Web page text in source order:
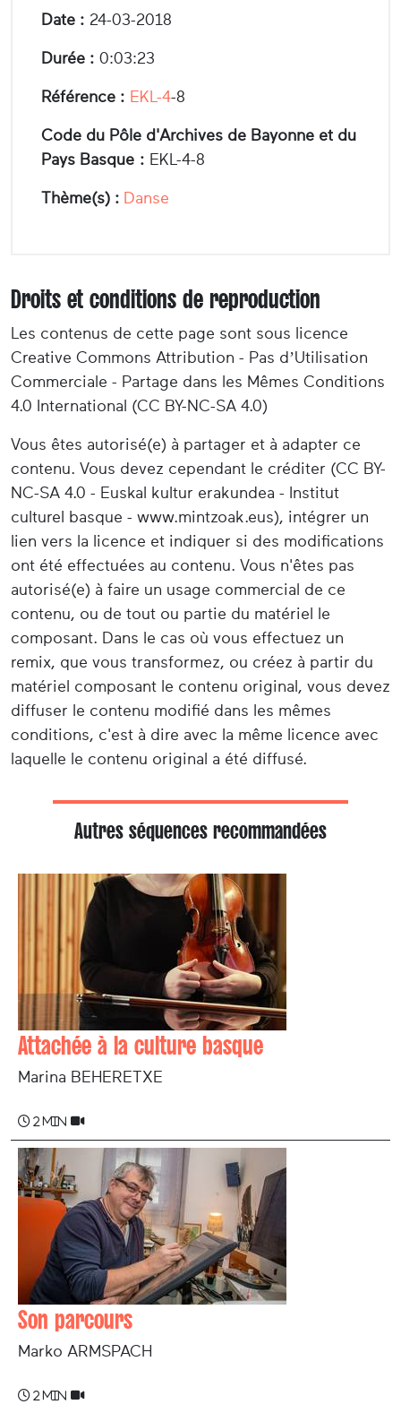
Date : 24-03-2018
Durée : 0:03:23
Référence : EKL-4-8
Code du Pôle d'Archives de Bayonne et du
Pays Basque : EKL-4-8
Thème(s) : Danse
Droits et conditions de reproduction
Les contenus de cette page sont sous licence
Creative Commons Attribution - Pas d’Utilisation
Commerciale - Partage dans les Mêmes Conditions
4.0 International (CC BY-NC-SA 4.0)
Vous êtes autorisé(e) à partager et à adapter ce
contenu. Vous devez cependant le créditer (CC BY-
NC-SA 4.0 - Euskal kultur erakundea - Institut
culturel basque - www.mintzoak.eus), intégrer un
lien vers la licence et indiquer si des modifications
ont été effectuées au contenu. Vous n'êtes pas
autorisé(e) à faire un usage commercial de ce
contenu, ou de tout ou partie du matériel le
composant. Dans le cas où vous effectuez un
remix, que vous transformez, ou créez à partir du
matériel composant le contenu original, vous devez
diffuser le contenu modifié dans les mêmes
conditions, c'est à dire avec la même licence avec
laquelle le contenu original a été diffusé.
Autres séquences recommandées
Attachée à la culture basque
Marina BEHERETXE
2 min
Son parcours
Marko ARMSPACH
2 min